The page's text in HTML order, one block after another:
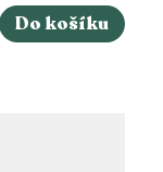
Do košíku